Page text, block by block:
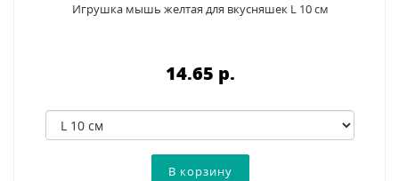
Игрушка мышь желтая для вкусняшек L 10 см
14.65 p.